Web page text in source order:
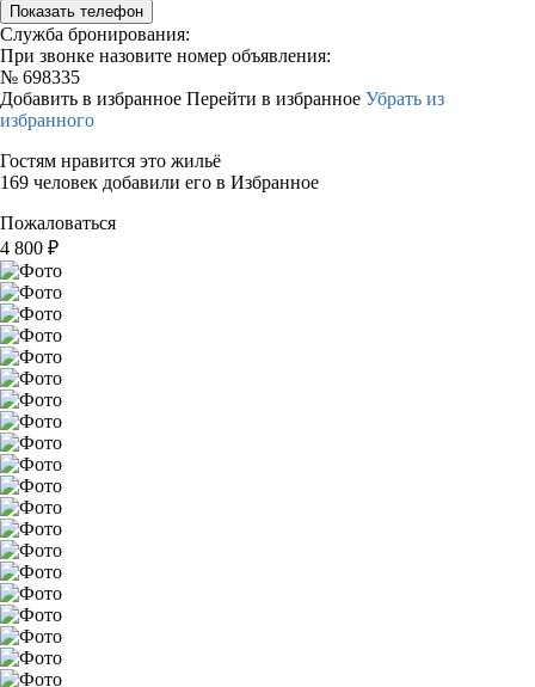
Показать телефон
Служба бронирования:
При звонке назовите номер объявления:
№ 698335
Добавить в избранное Перейти в избранное Убрать из
избранного
Гостям нравится это жильё
169 человек добавили его в Избранное
Пожаловаться
4 800 ₽